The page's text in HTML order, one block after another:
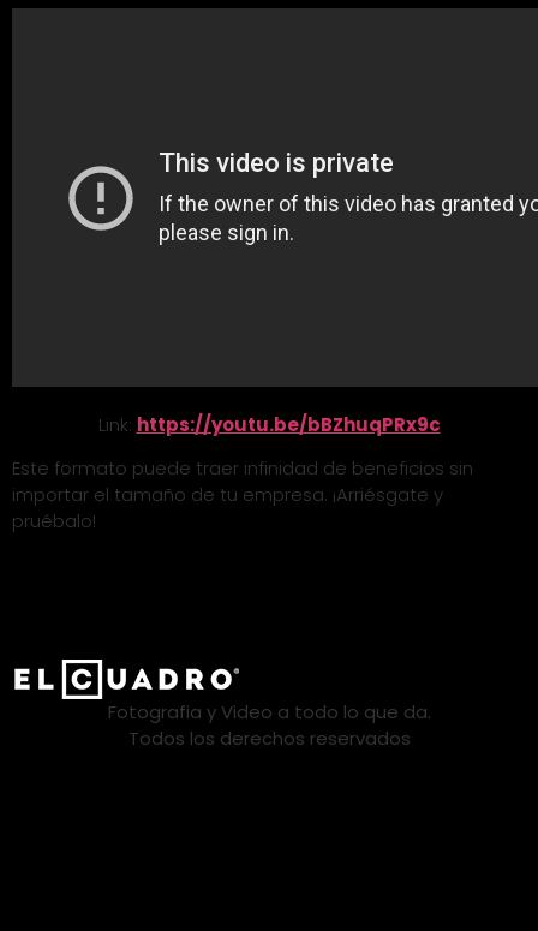
Link: https://youtu.be/bBZhuqPRx9c
Este formato puede traer infinidad de beneficios sin
importar el tamaño de tu empresa. ¡Arriésgate y
pruébalo!
Fotografia y Video a todo lo que da.
Todos los derechos reservados